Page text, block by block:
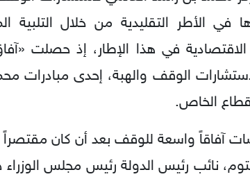
التقليدية من خلال التلبية
في هذا الإطار، إذ حصلت
الوقف والهبة، إحدى مبادرات
الخاص.
آفاقاً واسعة للوقف بعد أن كان مقتصراً
نائب رئيس الدولة رئيس مجلس الوزراء